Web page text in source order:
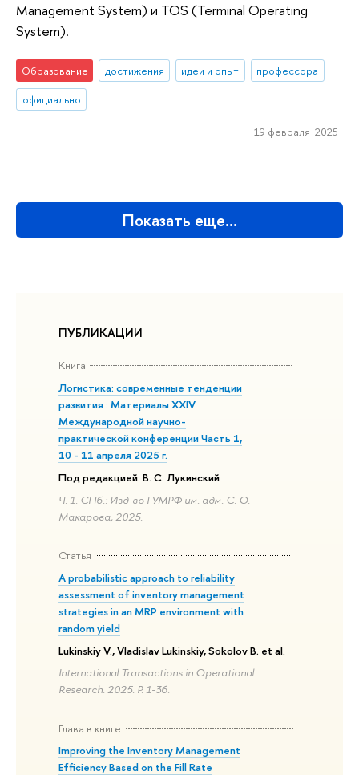
ПУБЛИКАЦИИ
Книга
Логистика: современные тенденции
развития : Материалы XXIV
Международной научно-
практической конференции Часть 1,
10 - 11 апреля 2025 г.
Под редакцией: В. С. Лукинский
Ч. 1. СПб.: Изд-во ГУМРФ им. адм. С. О.
Макарова, 2025.
Статья
A probabilistic approach to reliability
assessment of inventory management
strategies in an MRP environment with
random yield
Lukinskiy V., Vladislav Lukinskiy, Sokolov B. et al.
International Transactions in Operational
Research. 2025. P. 1-36.
Глава в книге
Improving the Inventory Management
Efficiency Based on the Fill Rate
Management System) и TOS (Terminal Operating
System).
Образование достижения идеи и опыт
профессора
официально
19 февраля 2025
Показать еще…